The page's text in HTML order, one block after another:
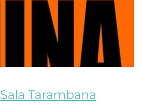
Sala Tarambana